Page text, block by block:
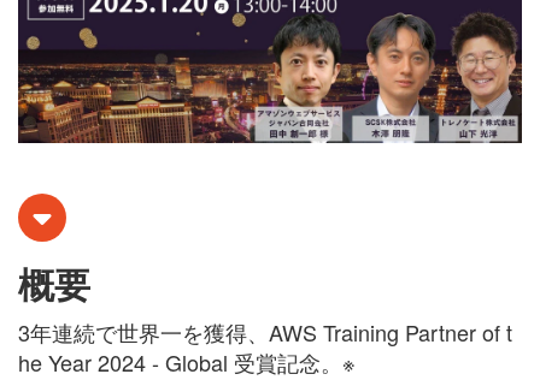
概要
3年連続で世界一を獲得、AWS Training Partner of t
he Year 2024 - Global 受賞記念。※